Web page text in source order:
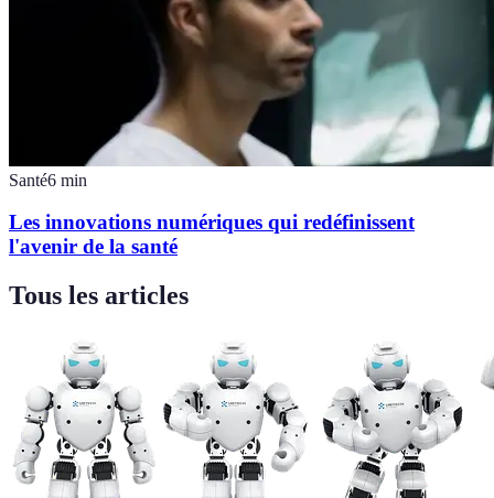
Santé6 min
Les innovations numériques qui redéfinissent
l'avenir de la santé
Tous les articles